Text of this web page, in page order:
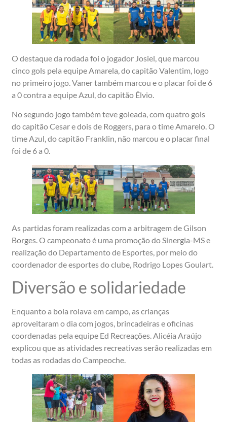
O destaque da rodada foi o jogador Josiel, que marcou
cinco gols pela equipe Amarela, do capitão Valentim, logo
no primeiro jogo. Vaner também marcou e o placar foi de 6
a 0 contra a equipe Azul, do capitão Élvio.
No segundo jogo também teve goleada, com quatro gols
do capitão Cesar e dois de Roggers, para o time Amarelo. O
time Azul, do capitão Franklin, não marcou e o placar final
foi de 6 a 0.
As partidas foram realizadas com a arbitragem de Gilson
Borges. O campeonato é uma promoção do Sinergia-MS e
realização do Departamento de Esportes, por meio do
coordenador de esportes do clube, Rodrigo Lopes Goulart.
Diversão e solidariedade
Enquanto a bola rolava em campo, as crianças
aproveitaram o dia com jogos, brincadeiras e oficinas
coordenadas pela equipe Ed Recreações. Alicéia Araújo
explicou que as atividades recreativas serão realizadas em
todas as rodadas do Campeoche.